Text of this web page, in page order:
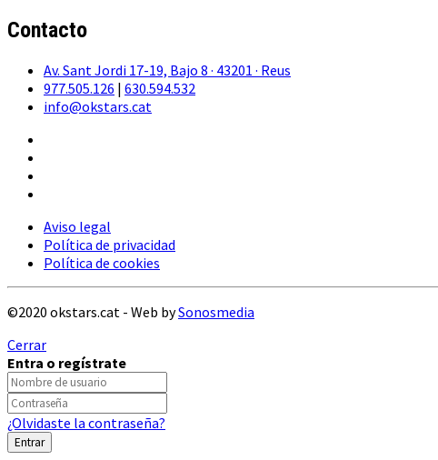
Contacto
Av. Sant Jordi 17-19, Bajo 8 · 43201 · Reus
977.505.126 | 630.594.532
info@okstars.cat
Aviso legal
Política de privacidad
Política de cookies
©2020 okstars.cat - Web bySonosmedia
Cerrar
Entra o regístrate
¿Olvidaste la contraseña?